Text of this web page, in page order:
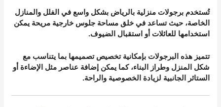
تُستخدم برجولات منزلية بالرياض بشكل واسع في الفلل والمنازل
الخاصة، حيث تساعد في خلق مساحة جلوس خارجية مريحة يمكن
استخدامها للعائلات أو استقبال الضيوف.
تتميز هذه البرجولات بإمكانية تخصيص تصميمها بما يتناسب مع
شكل المنزل وطراز البناء، كما يمكن إضافة عناصر مثل الإضاءة أو
الستائر الجانبية لزيادة الخصوصية والراحة.